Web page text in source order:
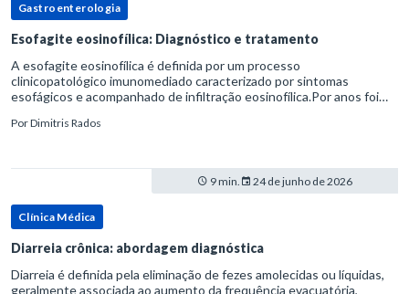
Gastroenterologia
Esofagite eosinofílica: Diagnóstico e tratamento
A esofagite eosinofílica é definida por um processo
clinicopatológico imunomediado caracterizado por sintomas
esofágicos e acompanhado de infiltração eosinofílica.Por anos foi
refluxo gastr
PorDimitris Rados
9 min. 24 de junho de 2026
Clínica Médica
Diarreia crônica: abordagem diagnóstica
Diarreia é definida pela eliminação de fezes amolecidas ou líquidas,
geralmente associada ao aumento da frequência evacuatória,